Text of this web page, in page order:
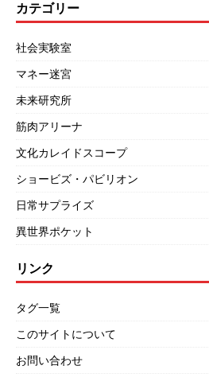
カテゴリー
社会実験室
マネー迷宮
未来研究所
筋肉アリーナ
文化カレイドスコープ
ショービズ・パビリオン
日常サプライズ
異世界ポケット
リンク
タグ一覧
このサイトについて
お問い合わせ